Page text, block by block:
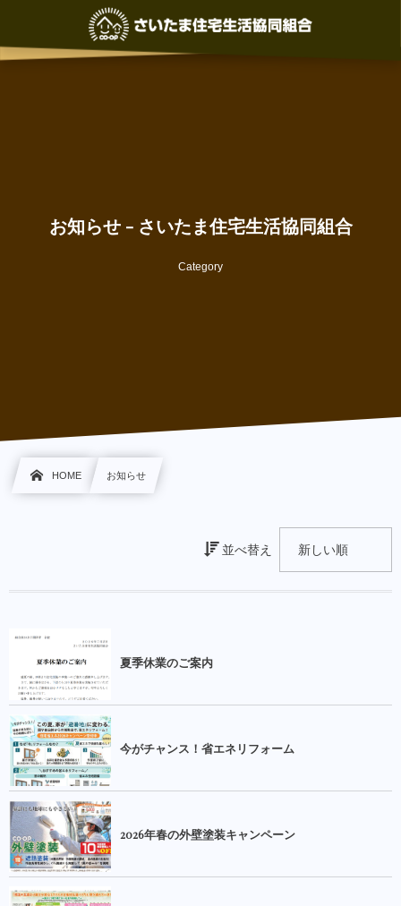
お知らせ - さいたま住宅生活協同組合
Category
HOME お知らせ
並べ替え
夏季休業のご案内
今がチャンス！省エネリフォーム
2026年春の外壁塗装キャンペーン